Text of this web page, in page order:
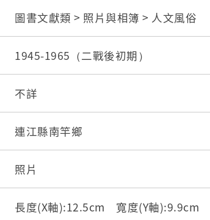
圖書文獻類 > 照片與相簿 > 人文風俗
1945-1965（二戰後初期）
不詳
連江縣南竿鄉
照片
長度(X軸):12.5cm 寬度(Y軸